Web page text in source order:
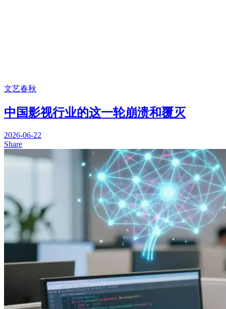
文艺春秋
中国影视行业的这一轮崩溃和覆灭
2026-06-22
Share